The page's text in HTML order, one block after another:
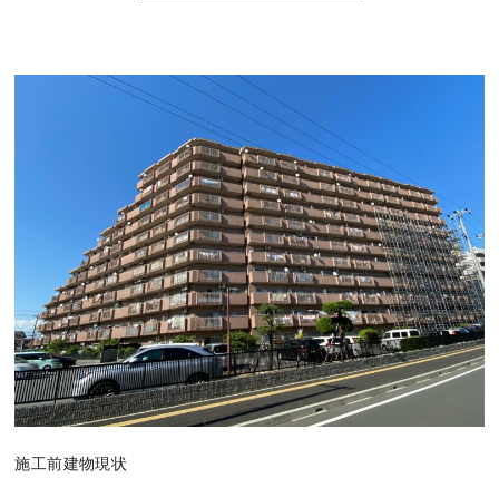
施工前建物現状